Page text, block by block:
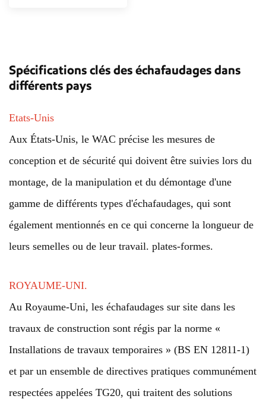
Spécifications clés des échafaudages dans
différents pays
Etats-Unis
Aux États-Unis, le WAC précise les mesures de
conception et de sécurité qui doivent être suivies lors du
montage, de la manipulation et du démontage d'une
gamme de différents types d'échafaudages, qui sont
également mentionnés en ce qui concerne la longueur de
leurs semelles ou de leur travail. plates-formes.
ROYAUME-UNI.
Au Royaume-Uni, les échafaudages sur site dans les
travaux de construction sont régis par la norme «
Installations de travaux temporaires » (BS EN 12811-1)
et par un ensemble de directives pratiques communément
respectées appelées TG20, qui traitent des solutions